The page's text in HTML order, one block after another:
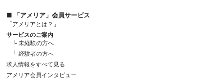
■ 「アメリア」会員サービス
「アメリアとは？」
サービスのご案内
└ 未経験の方へ
└ 経験者の方へ
求人情報をすべて見る
アメリア会員インタビュー